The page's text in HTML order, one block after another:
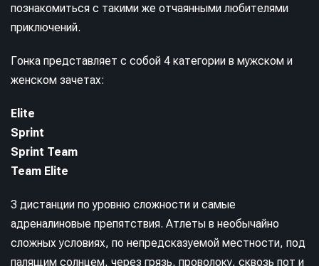
познакомиться с такими же отчаянными любителями
приключений.
Гонка представляет с собой 4 категории в мужском и
женском зачетах:
Elite
Sprint
Sprint Team
Team Elite
3 дистанции по уровню сложности и самые
адреналиновые препятствия. Атлеты в необычайно
сложных условиях, по непредсказуемой местности, под
палящим солнцем, через грязь, проволоку, сквозь пот и